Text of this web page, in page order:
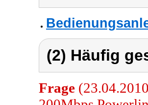
(2) Häufig
Frage